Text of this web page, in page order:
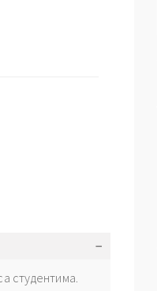
студентима.